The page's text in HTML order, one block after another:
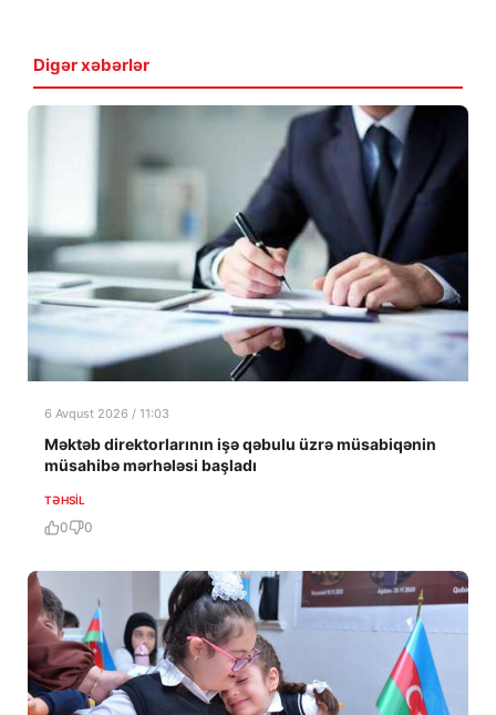
Digər xəbərlər
6 Avqust 2026 / 11:03
Məktəb direktorlarının işə qəbulu üzrə müsabiqənin
müsahibə mərhələsi başladı
TƏHSIL
0 0